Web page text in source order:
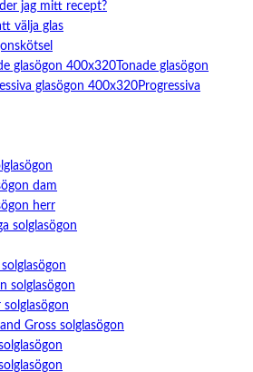
jag mitt recept?
välja glas
Tonade glasögon
Progressiva
dam
herr
solglasögon
solglasögon
solglasögon
Gross solglasögon